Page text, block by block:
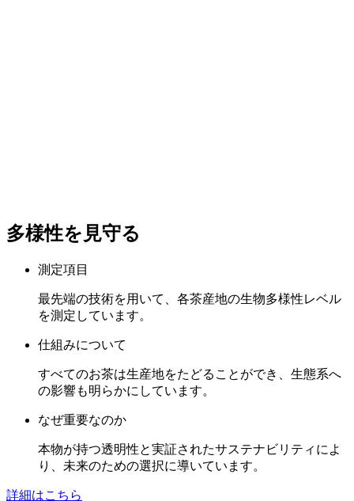
多様性を見守る
測定項目
最先端の技術を用いて、各茶産地の生物多様性レベル
を測定しています。
仕組みについて
すべてのお茶は生産地をたどることができ、生態系へ
の影響も明らかにしています。
なぜ重要なのか
本物が持つ透明性と実証されたサステナビリティによ
り、未来のための選択に導いています。
詳細はこちら